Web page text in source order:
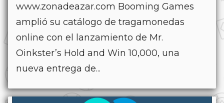
www.zonadeazar.com Booming Games
amplió su catálogo de tragamonedas
online con el lanzamiento de Mr.
Oinkster’s Hold and Win 10,000, una
nueva entrega de...